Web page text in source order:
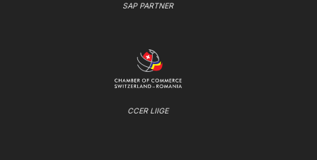
SAP PARTNER
CCER LIIGE